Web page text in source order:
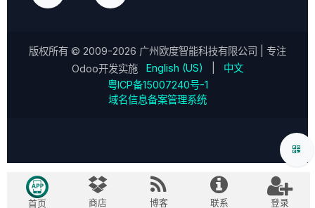
版权所有 © 2009-2026 广州欧度智能科技有限公司
| 专注
Odoo开发实施
English (US)
中文
粤ICP备15007240号-1
域名信息备案管理系统
首页 商店 博客 联系 登录